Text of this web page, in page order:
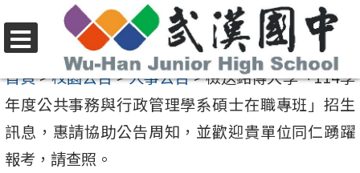
至
要
內
容
選
單
首頁>校園公告>人事公告>檢送銘傳大學「114學
年度公共事務與行政管理學系碩士在職專班」招生
訊息，惠請協助公告周知，並歡迎貴單位同仁踴躍
報考，請查照。